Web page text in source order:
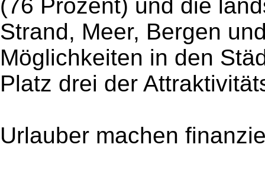
(76 Prozent) und die
Strand, Meer, Bergen
Möglichkeiten in den
Platz drei der
Urlauber machen